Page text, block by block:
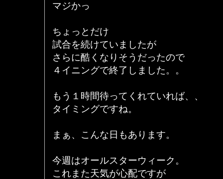
マジかっ
ちょっとだけ
試合を続けていましたが
さらに酷くなりそうだったので
４イニングで終了しました。。
もう１時間待ってくれていれば、、
タイミングですね。
まぁ、こんな日もあります。
今週はオールスターウィーク。
これまた天気が心配ですが